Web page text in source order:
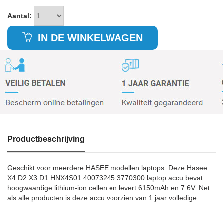
Aantal:
IN DE WINKELWAGEN
Productbeschrijving
Geschikt voor meerdere HASEE modellen laptops. Deze Hasee
X4 D2 X3 D1 HNX4S01 40073245 3770300 laptop accu bevat
hoogwaardige lithium-ion cellen en levert 6150mAh en 7.6V. Net
als alle producten is deze accu voorzien van 1 jaar volledige